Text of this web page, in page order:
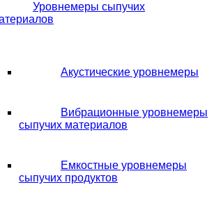
Уровнемеры сыпучих
Акустические уровнемеры
Вибрационные уровнемеры
сыпучих материалов
Емкостные уровнемеры
сыпучих продуктов